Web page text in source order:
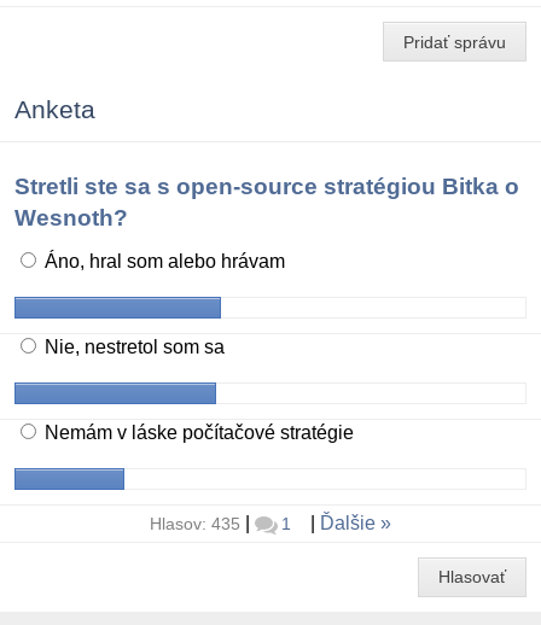
Pridať správu
Anketa
Stretli ste sa s open-source stratégiou Bitka o
Wesnoth?
Áno, hral som alebo hrávam
Nie, nestretol som sa
Nemám v láske počítačové stratégie
Hlasov: 435 1 Ďalšie
Hlasovať